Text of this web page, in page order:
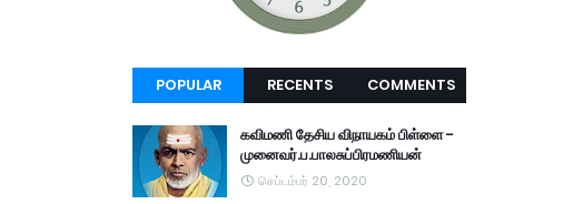
POPULAR RECENTS COMMENTS
கவிமணி தேசிய விநாயகம் பிள்ளை -
முனைவர்.ப.பாலசுப்பிரமணியன்
செப்டம்பர் 20, 2020